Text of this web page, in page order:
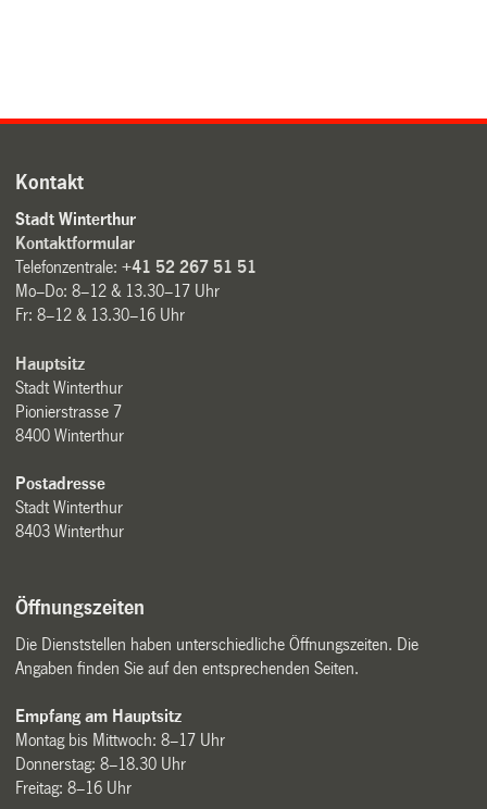
Kontakt
Stadt Winterthur
Kontaktformular
Telefonzentrale:+41 52 267 51 51
Mo–Do: 8–12 & 13.30–17 Uhr
Fr: 8–12 & 13.30–16 Uhr
Hauptsitz
Stadt Winterthur
Pionierstrasse 7
8400 Winterthur
Postadresse
Stadt Winterthur
8403 Winterthur
Öffnungszeiten
Die Dienststellen haben unterschiedliche Öffnungszeiten. Die
Angaben finden Sie auf den entsprechenden Seiten.
Empfang am Hauptsitz
Montag bis Mittwoch: 8–17 Uhr
Donnerstag: 8–18.30 Uhr
Freitag: 8–16 Uhr